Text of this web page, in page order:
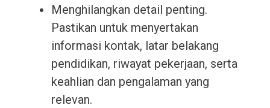
Menghilangkan detail penting.
Pastikan untuk menyertakan
informasi kontak, latar belakang
pendidikan, riwayat pekerjaan, serta
keahlian dan pengalaman yang
relevan.